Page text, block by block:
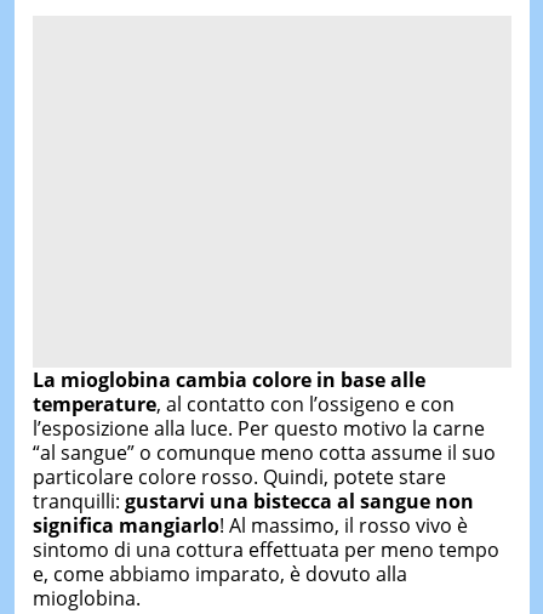
La mioglobina cambia colore in base alle
temperature, al contatto con l’ossigeno e con
l’esposizione alla luce. Per questo motivo la carne
“al sangue” o comunque meno cotta assume il suo
particolare colore rosso. Quindi, potete stare
tranquilli: gustarvi una bistecca al sangue non
significa mangiarlo! Al massimo, il rosso vivo è
sintomo di una cottura effettuata per meno tempo
e, come abbiamo imparato, è dovuto alla
mioglobina.